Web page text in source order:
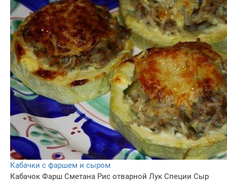
Кабачки с фаршем и сыром
Кабачок Фарш Сметана Рис отварной Лук Специи Сыр